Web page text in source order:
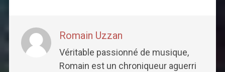
Romain Uzzan
Véritable passionné de musique,
Romain est un chroniqueur aguerri